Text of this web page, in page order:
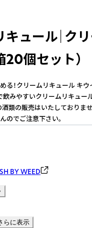
キュール｜ク
20個セット）
る！クリームリキュール キ
飲みやすいクリームリキュー
類の販売はいたしておりま
のでご注意下さい。
BY WEED
らに表示